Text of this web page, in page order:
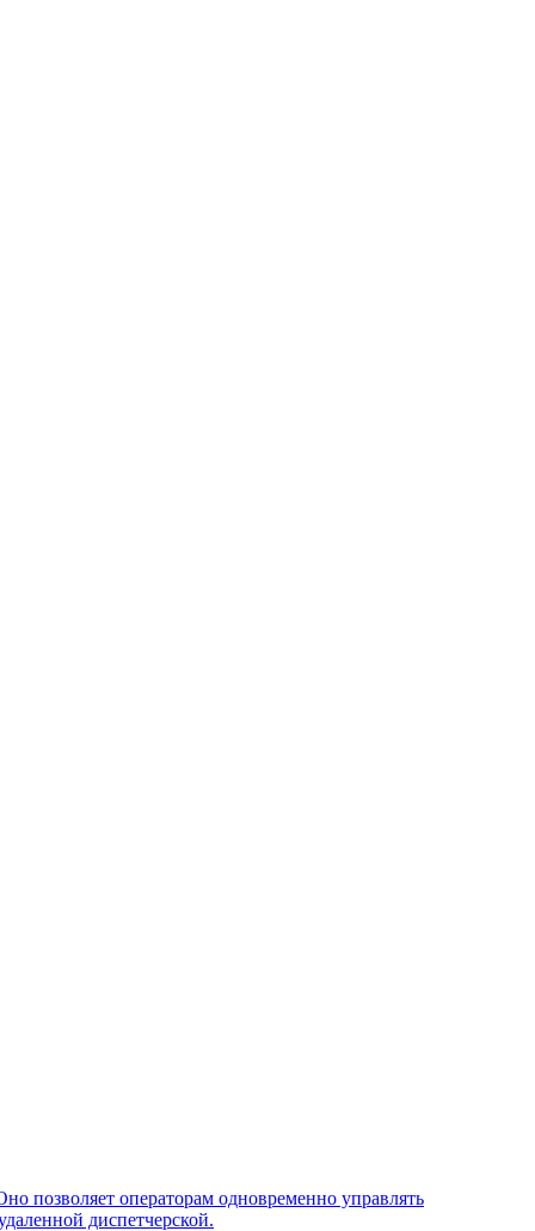
позволяет операторам одновременно управлять
диспетчерской.